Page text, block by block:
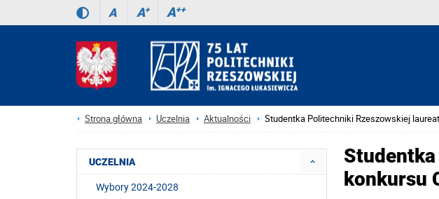
A A+ A++
Strona główna Uczelnia Aktualności Studentka Politechniki Rzeszowskiej
konkursu
UCZELNIA
Wybory 2024-2028